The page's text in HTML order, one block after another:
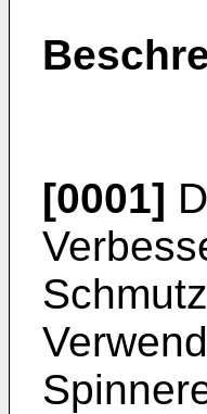
[0001]